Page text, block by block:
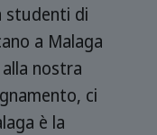
studenti di
a Malaga
nostra
ci
è la